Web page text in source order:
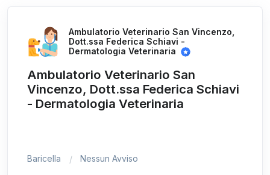
Ambulatorio Veterinario San Vincenzo,
Dott.ssa Federica Schiavi -
Dermatologia Veterinaria
Ambulatorio Veterinario San
Vincenzo, Dott.ssa Federica Schiavi
- Dermatologia Veterinaria
Baricella Nessun Avviso